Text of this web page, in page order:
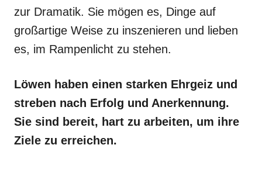
zur Dramatik. Sie mögen es, Dinge auf
großartige Weise zu inszenieren und lieben
es, im Rampenlicht zu stehen.
Löwen haben einen starken Ehrgeiz und
streben nach Erfolg und Anerkennung.
Sie sind bereit, hart zu arbeiten, um ihre
Ziele zu erreichen.